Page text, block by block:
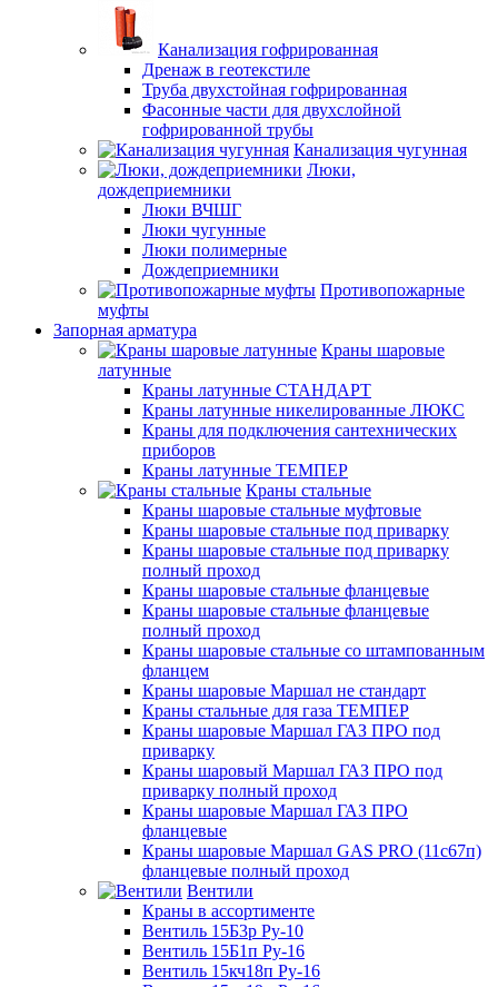
Канализация гофрированная
Дренаж в геотекстиле
Труба двухстойная гофрированная
Фасонные части для двухслойной
гофрированной трубы
Канализация чугунная
Люки,
дождеприемники
Люки ВЧШГ
Люки чугунные
Люки полимерные
Дождеприемники
Противопожарные
муфты
Запорная арматура
Краны шаровые
латунные
Краны латунные СТАНДАРТ
Краны латунные никелированные ЛЮКС
Краны для подключения сантехнических
приборов
Краны латунные ТЕМПЕР
Краны стальные
Краны шаровые стальные муфтовые
Краны шаровые стальные под приварку
Краны шаровые стальные под приварку
полный проход
Краны шаровые стальные фланцевые
Краны шаровые стальные фланцевые
полный проход
Краны шаровые стальные со штампованным
фланцем
Краны шаровые Маршал не стандарт
Краны стальные для газа ТЕМПЕР
Краны шаровые Маршал ГАЗ ПРО под
приварку
Краны шаровый Маршал ГАЗ ПРО под
приварку полный проход
Краны шаровые Маршал ГАЗ ПРО
фланцевые
Краны шаровые Маршал GAS PRO (11с67п)
фланцевые полный проход
Вентили
Краны в ассортименте
Вентиль 15Б3р Ру-10
Вентиль 15Б1п Ру-16
Вентиль 15кч18п Ру-16